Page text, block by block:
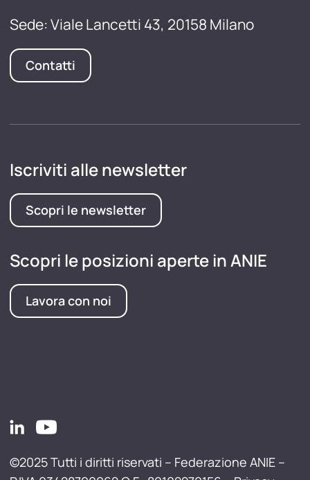
Sede: Viale Lancetti 43, 20158 Milano
Contatti
Iscriviti alle newsletter
Scopri le newsletter
Scopri le posizioni aperte in ANIE
Lavora con noi
©2025 Tutti i diritti riservati – Federazione ANIE –